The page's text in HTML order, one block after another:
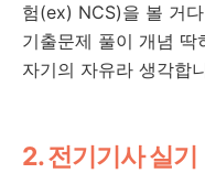
험(ex) NCS)을 볼 거
기출문제 풀이 개념
자기의 자유라 생각합
2. 전기기사 실기